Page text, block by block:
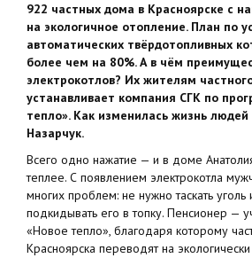
922 частных дома в Красноярске с
на экологичное отопление. План по
автоматических твёрдотопливных
более чем на 80%. А в чём
электрокотлов? Их жителям
устанавливает компания СГК по
тепло». Как изменилась жизнь людей
Назарчук.
Всего одно нажатие — и в доме
теплее. С появлением электрокотла
многих проблем: не нужно таскать уголь
подкидывать его в топку. Пенсионер —
«Новое тепло», благодаря которому
Красноярска переводят на